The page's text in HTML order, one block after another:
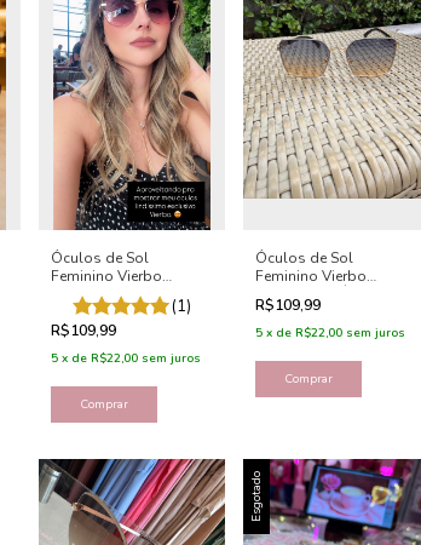
Óculos de Sol
Feminino Vierbo
Gatinho - Angel
(1)
R$109,99
5 x de R$22,00 sem juros
Óculos de Sol
Feminino Vierbo
Quadrado - Ângela
R$109,99
5 x de R$22,00 sem juros
Comprar
Esgotado